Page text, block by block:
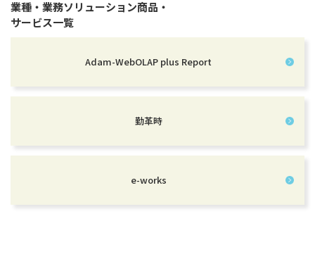
業種・業務ソリューション商品・
サービス一覧
Adam-WebOLAP plus Report
勤革時
e-works